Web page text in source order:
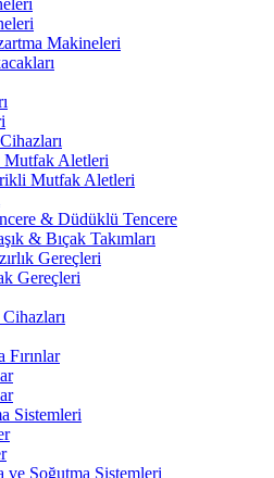
Makineleri
Aletleri
Mutfak Aletleri
& Düdüklü Tencere
& Bıçak Takımları
Gereçleri
Gereçleri
Sistemleri
ve Soğutma Sistemleri